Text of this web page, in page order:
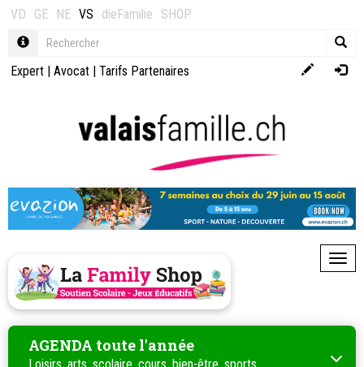
VD GE NE VS dieFamilie SHOP
Expert | Avocat | Tarifs Partenaires
AGENDA toute l'année